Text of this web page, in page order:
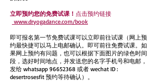
立即预约您的免费试课！ 点击预约链接
www.dryogadance.com/book
即可报名第一节免费试课可以立即前往试课（网上预
约最快捷可以马上电邮确认。即可前往免费试课。如
果网上预约有问题，也可以根据下面图片的绿色时间
段，选好时间地点，并发送您的名字手机号和电邮，
发给 whatsapp 96652368 或者 wechat ID :
desertrosesfit 预约等待确认）。